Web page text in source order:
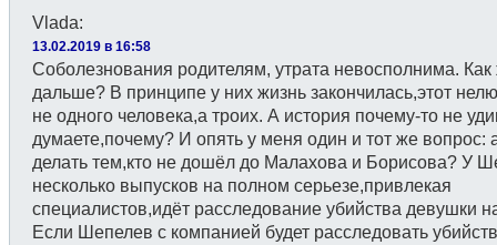
Vlada:
13.02.2019 в 16:58
Соболезнования родителям, утрата невосполнима. Как
дальше? В принципе у них жизнь закончилась,этот
не одного человека,а троих. А история почему-то не
думаете,почему? И опять у меня один и тот же вопрос:
делать тем,кто не дошёл до Малахова и Борисова? У
несколько выпусков на полном серьезе,привлекая
специалистов,идёт расследование убийства девушки
Если Шепелев с компанией будет расследовать